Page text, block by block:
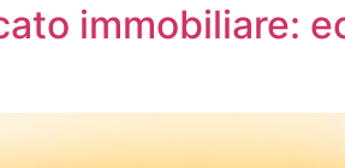
immobiliare: